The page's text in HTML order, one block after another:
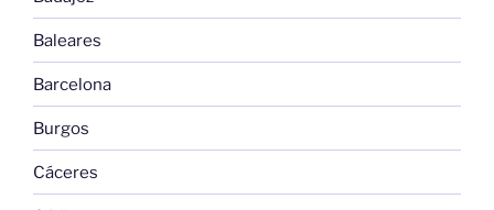
Baleares
Barcelona
Burgos
Cáceres